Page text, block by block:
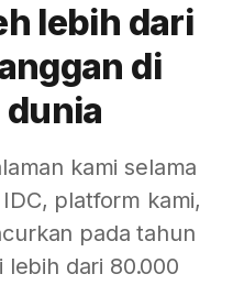
lebih dari
di
kami selama
platform kami,
pada tahun
lebih dari 80.000